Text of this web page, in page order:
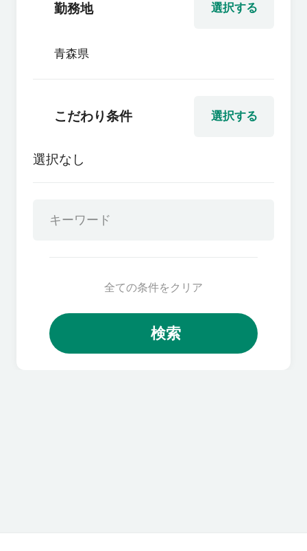
選択する
勤務地
青森県
選択する
こだわり条件
選択なし
全ての条件をクリア
検索